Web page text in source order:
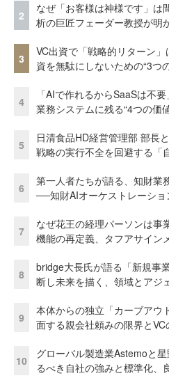
2
なぜ「お客様は神様です」
析の巨匠フェーダー教授が明
3
VC出資で「戦略的リターン
資を無駄にしないための“3つ
4
「AIで作れるからSaaSは不
業務システムに残る“4つの価
5
日清食品HD経営管理部 部長
戦略の実行不全を回避する「
6
第一人者たちが語る、知財業
──知財AIオーケストレーショ
7
なぜ花王の経理パーソンは
機能の再定義、タフアサイン
8
bridge大長氏が語る「新規事
断し未来を描く、領域とアジ
9
本体からの独立「カーブア
面する親会社頼みの限界とVC
10
グローバル製造業Astemoと
るべき自社の強みと標準化、